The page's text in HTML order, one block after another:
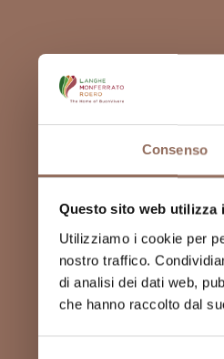
Consenso
Questo sito web utilizza
Utilizziamo i cookie per
nostro traffico.
di analisi dei dati web,
che hanno raccolto dal